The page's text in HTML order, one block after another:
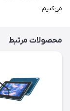
می‌کنیم.
محصولات مرتبط